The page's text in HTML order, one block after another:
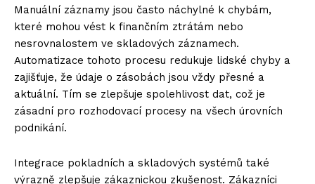
Manuální záznamy jsou často náchylné k chybám,
které mohou vést k finančním ztrátám nebo
nesrovnalostem ve skladových záznamech.
Automatizace tohoto procesu redukuje lidské chyby a
zajišťuje, že údaje o zásobách jsou vždy přesné a
aktuální. Tím se zlepšuje spolehlivost dat, což je
zásadní pro rozhodovací procesy na všech úrovních
podnikání.
Integrace pokladních a skladových systémů také
výrazně zlepšuje zákaznickou zkušenost. Zákazníci